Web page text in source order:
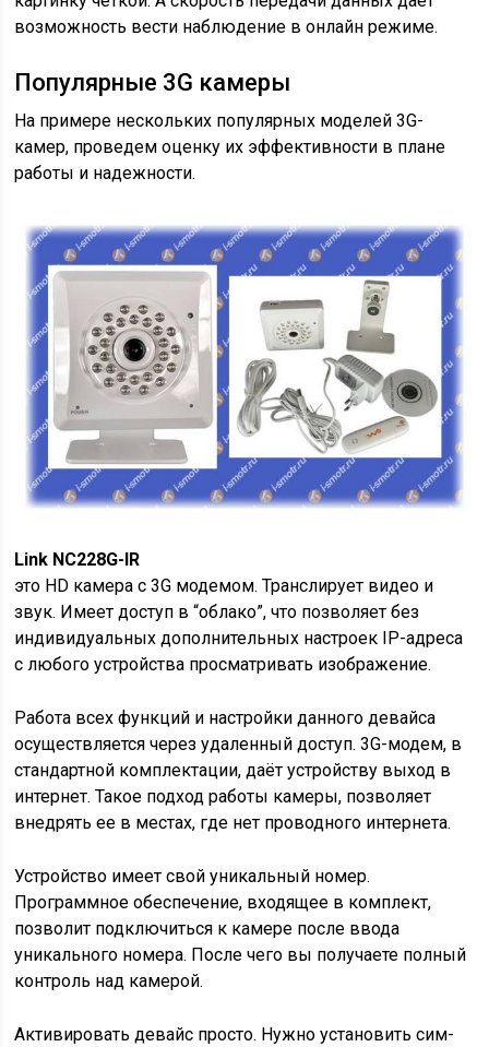
возможность вести наблюдение в онлайн режиме.
Популярные 3G камеры
На примере нескольких популярных моделей 3G-
камер, проведем оценку их эффективности в плане
работы и надежности.
Link NC228G-IR
это HD камера с 3G модемом. Транслирует видео и
звук. Имеет доступ в “облако”, что позволяет без
индивидуальных дополнительных настроек IP-адреса
с любого устройства просматривать изображение.
Работа всех функций и настройки данного девайса
осуществляется через удаленный доступ. 3G-модем, в
стандартной комплектации, даёт устройству выход в
интернет. Такое подход работы камеры, позволяет
внедрять ее в местах, где нет проводного интернета.
Устройство имеет свой уникальный номер.
Программное обеспечение, входящее в комплект,
позволит подключиться к камере после ввода
уникального номера. После чего вы получаете полный
контроль над камерой.
Активировать девайс просто. Нужно установить сим-